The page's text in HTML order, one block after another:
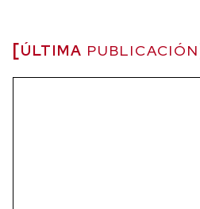
ÚLTIMA PUBLICACIÓN